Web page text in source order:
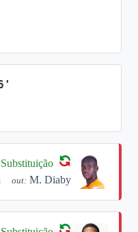
Substituição
out: M. Diaby